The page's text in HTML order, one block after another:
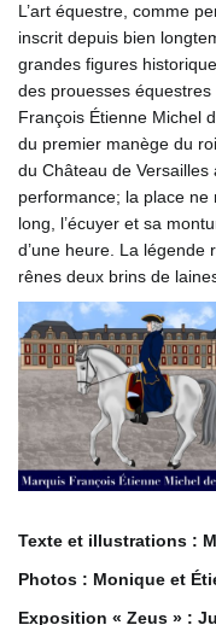
L’art équestre, comme
inscrit depuis bien
grandes figures
des prouesses
François Étienne Michel
du premier manège du
du Château de Versailles
performance; la place
long, l’écuyer et sa
d’une heure. La légende
rênes deux brins de
Texte et illustrations :
Photos : Monique et
Exposition « Zeus » :